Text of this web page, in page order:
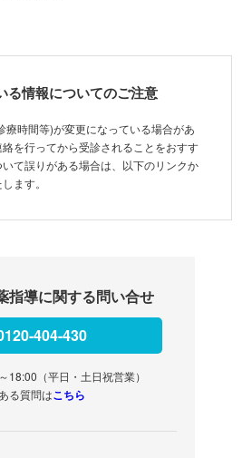
る情報についてのご注意
療時間等)が変更になっている場合があ
を行ってから受診されることをおすす
て誤りがある場合は、以下のリンクか
ます。
指導に関する問い合せ
404-430
18:00（平日・土日祝営業）
る質問はこちら